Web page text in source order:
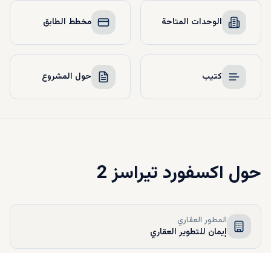
الوحدات المتاحة مخطط الطابق
كتيب حول المشروع
حول اكسفورد تيراسز 2
المطور العقاري
إيمان للتطوير العقاري